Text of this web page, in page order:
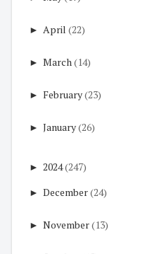
► April (22)
► March (14)
► February(23)
► January(26)
► 2024(247)
► December(24)
► November(13)